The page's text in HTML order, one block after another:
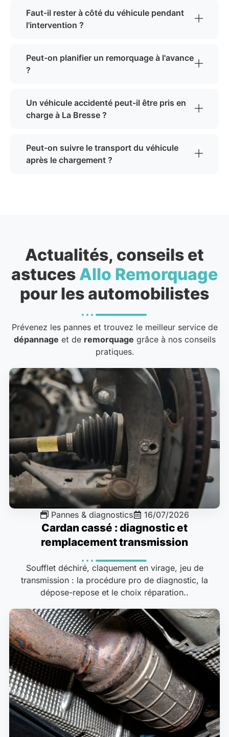
Faut-il rester à côté du véhicule pendant
l'intervention ?
Peut-on planifier un remorquage à l'avance
?
Un véhicule accidenté peut-il être pris en
charge à La Bresse ?
Peut-on suivre le transport du véhicule
après le chargement ?
Actualités, conseils et
astuces Allo Remorquage
pour les automobilistes
Prévenez les pannes et trouvez le meilleur service de
dépannage et de remorquage grâce à nos conseils
pratiques.
Pannes & diagnostics 16/07/2026
Cardan cassé : diagnostic et
remplacement transmission
Soufflet déchiré, claquement en virage, jeu de
transmission : la procédure pro de diagnostic, la
dépose-repose et le choix réparation..